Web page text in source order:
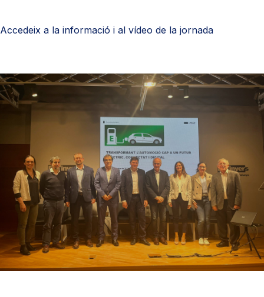
Accedeix a la informació i al vídeo de la jornada